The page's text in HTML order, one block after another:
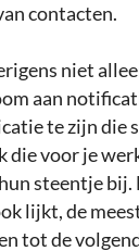
contacten.
niet
aan
te zijn die
die voor je
steentje bij.
lijkt, de
tot de